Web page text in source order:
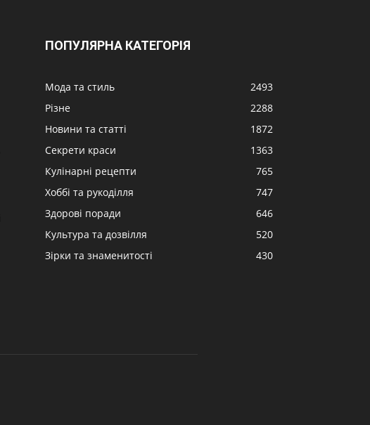
ПОПУЛЯРНА КАТЕГОРІЯ
Мода та стиль
2493
Різне
2288
Новини та статті
1872
Секрети краси
1363
Кулінарні рецепти
765
Хоббі та рукоділля
747
Здорові поради
646
Культура та дозвілля
520
Зірки та знаменитості
430